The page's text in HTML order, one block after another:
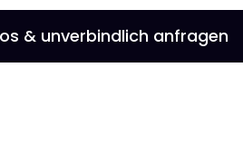
& unverbindlich anfragen